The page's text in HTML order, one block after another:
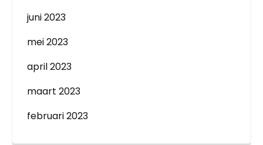
juni 2023
mei 2023
april 2023
maart 2023
februari 2023